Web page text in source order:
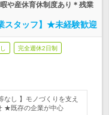
や産休育休制度あり＊残業
スタッフ】★未経験歓迎
完全週休2日制
なし 】モノづくりを支え
★既存の企業が中心